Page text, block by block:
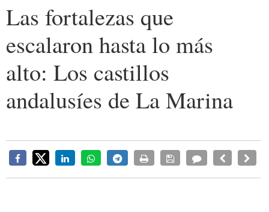
Las fortalezas que
escalaron hasta lo más
alto: Los castillos
andalusíes de La Marina